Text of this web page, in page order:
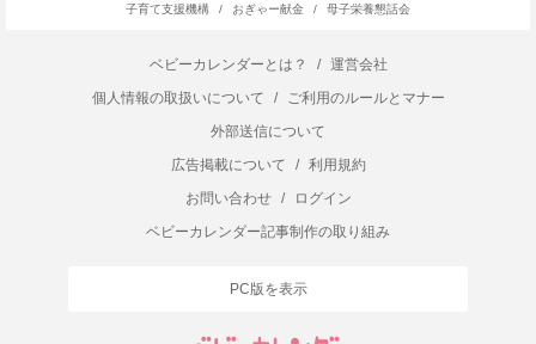
子育て支援機構 / おぎゃー献金 / 母子栄養懇話会
ベビーカレンダーとは？ /
運営会社
個人情報の取扱いについて
/
ご利用のルールとマナー
外部送信について
広告掲載について
/
利用規約
お問い合わせ
/
ログイン
ベビーカレンダー記事制作の取り組み
PC版を表示